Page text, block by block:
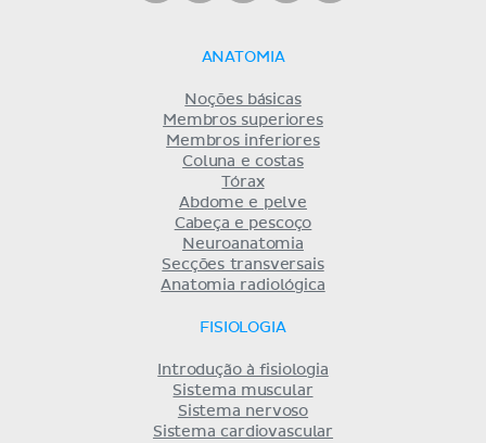
ANATOMIA
Noções básicas
Membros superiores
Membros inferiores
Coluna e costas
Tórax
Abdome e pelve
Cabeça e pescoço
Neuroanatomia
Secções transversais
Anatomia radiológica
FISIOLOGIA
Introdução à fisiologia
Sistema muscular
Sistema nervoso
Sistema cardiovascular